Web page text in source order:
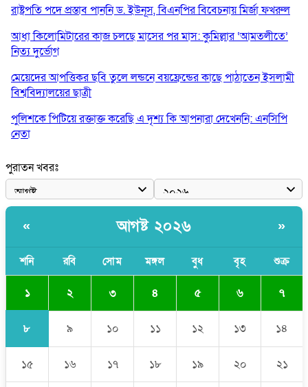
রাষ্ট্রপতি পদে প্রস্তাব পাননি ড. ইউনূস, বিএনপির বিবেচনায় মির্জা ফখরুল
আধা কিলোমিটারের কাজ চলছে মাসের পর মাস: কুমিল্লার ‘আমতলীতে’
নিত্য দুর্ভোগ
মেয়েদের আপত্তিকর ছবি তুলে লন্ডনে বয়ফ্রেন্ডের কাছে পাঠাতেন ইসলামী
বিশ্ববিদ্যালয়ের ছাত্রী
পুলিশকে পিটিয়ে রক্তাক্ত করেছি এ দৃশ্য কি আপনারা দেখেননি: এনসিপি
নেতা
পাঁচ দেশি মাছে মিলল মাইক্রোপ্লাস্টিক, সবচেয়ে বেশি কই মাছে
বাংলাদেশী কর্মীদের আকামা নিয়ে বড় সুখবর দিলো সৌদি সরকার
ওয়াজেদ জয়
সাকিব আল হাসানের বাড়িতে আগুন, পেট্রলবোমা বিস্ফোরণ
পুরাতন খবরঃ
« আগষ্ট ২০২৬ »
শনি রবি সোম মঙ্গল বুধ বৃহ শুক্র
১ ২ ৩ ৪ ৫ ৬ ৭
৮ ৯ ১০ ১১ ১২ ১৩ ১৪
১৫ ১৬ ১৭ ১৮ ১৯ ২০ ২১